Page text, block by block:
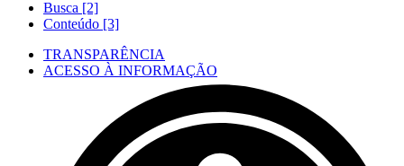
Busca [2]
Conteúdo [3]
TRANSPARÊNCIA
ACESSO À INFORMAÇÃO